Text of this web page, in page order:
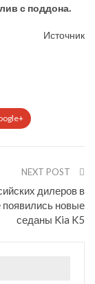
с поддона.
Источник
NEXT POST
дилеров в
появились новые
седаны Kia K5